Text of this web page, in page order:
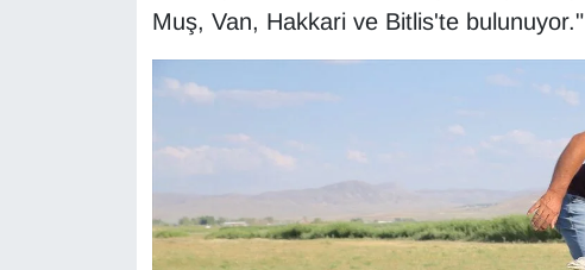
Muş, Van, Hakkari ve Bitlis'te bulunuyor."
VAN'DA SPOR